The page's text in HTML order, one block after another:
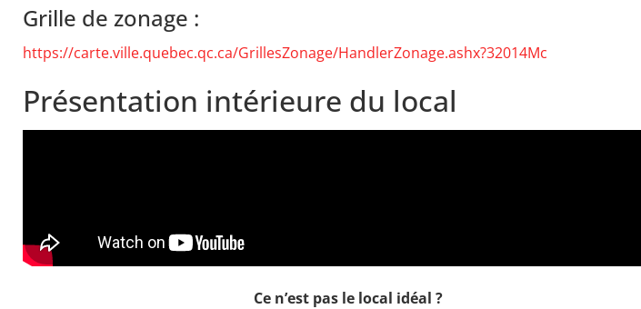
Grille de zonage :
https://carte.ville.quebec.qc.ca/GrillesZonage/HandlerZonage.ashx?32014Mc
Présentation intérieure du local
Ce n’est pas le local idéal ?